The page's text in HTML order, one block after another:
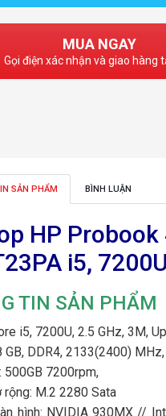
MUA NGAY
Gọi điện xác nhận và giao hàng
SẢN PHẨM BÌNH LUẬN
HP Probook
i5,
TIN SẢN PHẨM
i5, 7200U, 2.5 GHz, 3M,
GB, DDR4, 2133(2400)
500GB 7200rpm,
rộng: M.2 2280 Sata
hình: NVIDIA 930MX //